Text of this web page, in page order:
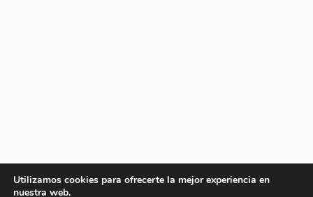
Utilizamos cookies para ofrecerte la mejor experiencia en
nuestra web.